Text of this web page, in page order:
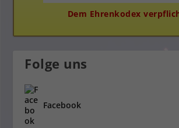
Dem Ehrenkodex
Folge uns
Facebook